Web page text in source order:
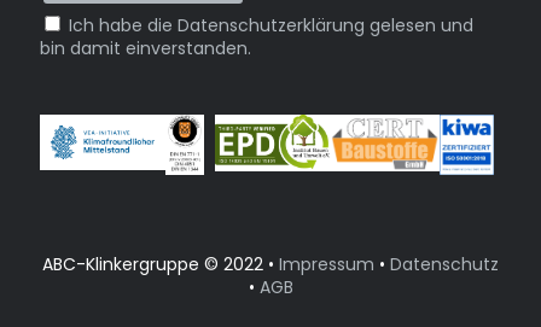
Ich habe die Datenschutzerklärung gelesen und
bin damit einverstanden.
ABC-Klinkergruppe © 2022 • Impressum • Datenschutz
• AGB